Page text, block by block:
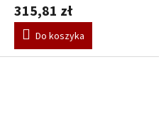
315,81 zł
Do koszyka